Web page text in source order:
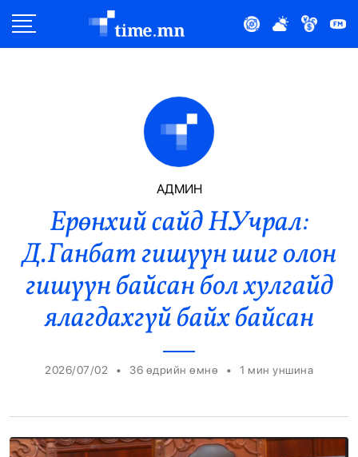
Эдийн Засаг
Нийтлэлчийн Булан
Эрүүл Мэнд
Орон Нутаг
Эрэн Сурвалжилга
АДМИН
Ерөнхий сайд Н.Учрал:
Д.Ганбат гишүүн шиг олон
гишүүн байсан бол хулгайд
ялагдахгүй байх байсан
2026/07/02 • 36 өдрийн өмнө • 1 мин уншина